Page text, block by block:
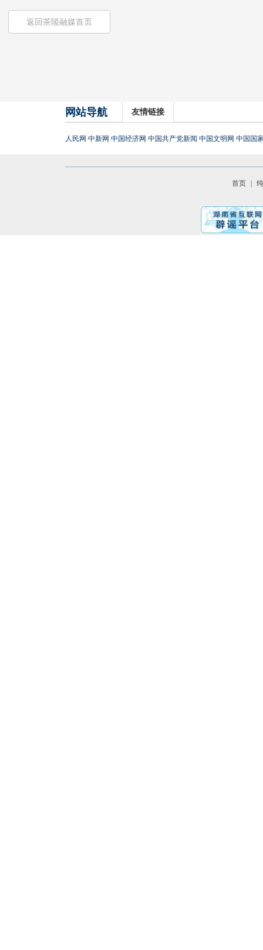
返回茶陵融媒首页
网站导航 友情链接
人民网 中新网 中国经济网 中国共产党新闻 中国文明网 中国国
首页 |